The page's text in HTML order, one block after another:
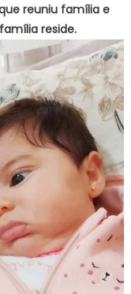
reuniu família e
reside.